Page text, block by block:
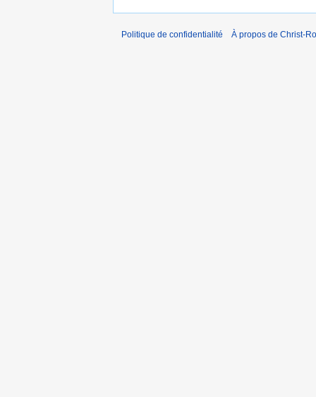
Politique de confidentialité À propos de Christ-